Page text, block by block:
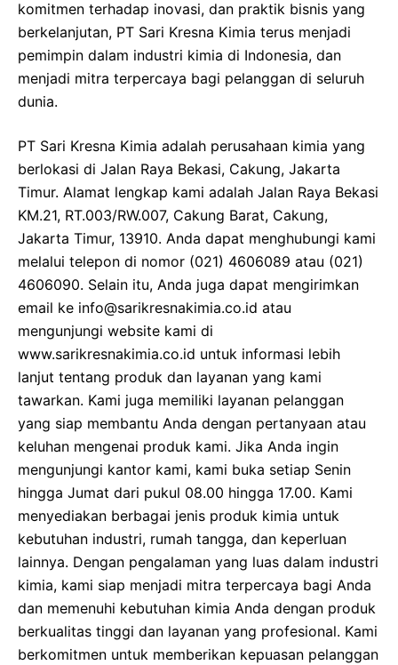
komitmen terhadap inovasi, dan praktik bisnis yang
berkelanjutan, PT Sari Kresna Kimia terus menjadi
pemimpin dalam industri kimia di Indonesia, dan
menjadi mitra terpercaya bagi pelanggan di seluruh
dunia.
PT Sari Kresna Kimia adalah perusahaan kimia yang
berlokasi di Jalan Raya Bekasi, Cakung, Jakarta
Timur. Alamat lengkap kami adalah Jalan Raya Bekasi
KM.21, RT.003/RW.007, Cakung Barat, Cakung,
Jakarta Timur, 13910. Anda dapat menghubungi kami
melalui telepon di nomor (021) 4606089 atau (021)
4606090. Selain itu, Anda juga dapat mengirimkan
email ke info@sarikresnakimia.co.id atau
mengunjungi website kami di
www.sarikresnakimia.co.id untuk informasi lebih
lanjut tentang produk dan layanan yang kami
tawarkan. Kami juga memiliki layanan pelanggan
yang siap membantu Anda dengan pertanyaan atau
keluhan mengenai produk kami. Jika Anda ingin
mengunjungi kantor kami, kami buka setiap Senin
hingga Jumat dari pukul 08.00 hingga 17.00. Kami
menyediakan berbagai jenis produk kimia untuk
kebutuhan industri, rumah tangga, dan keperluan
lainnya. Dengan pengalaman yang luas dalam industri
kimia, kami siap menjadi mitra terpercaya bagi Anda
dan memenuhi kebutuhan kimia Anda dengan produk
berkualitas tinggi dan layanan yang profesional. Kami
berkomitmen untuk memberikan kepuasan pelanggan